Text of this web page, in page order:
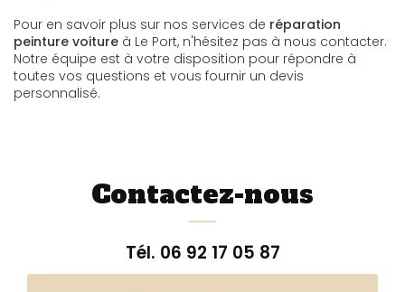
Pour en savoir plus sur nos services de réparation
peinture voiture à Le Port, n'hésitez pas à nous contacter.
Notre équipe est à votre disposition pour répondre à
toutes vos questions et vous fournir un devis
personnalisé.
Contactez-nous
Tél. 06 92 17 05 87